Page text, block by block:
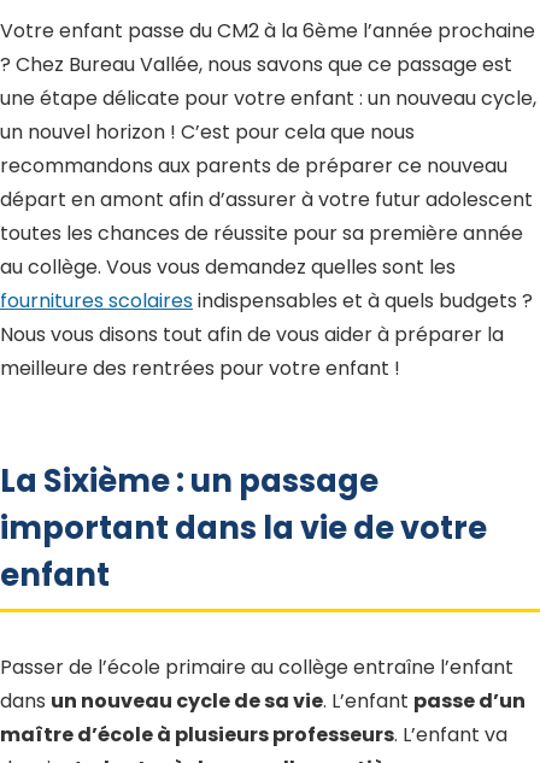
Votre enfant passe du CM2 à la 6ème l’année prochaine
? Chez Bureau Vallée, nous savons que ce passage est
une étape délicate pour votre enfant : un nouveau cycle,
un nouvel horizon ! C’est pour cela que nous
recommandons aux parents de préparer ce nouveau
départ en amont afin d’assurer à votre futur adolescent
toutes les chances de réussite pour sa première année
au collège. Vous vous demandez quelles sont les
fournitures scolairesindispensables et à quels budgets ?
Nous vous disons tout afin de vous aider à préparer la
meilleure des rentrées pour votre enfant !
La Sixième : un passage
important dans la vie de votre
enfant
Passer de l’école primaire au collège entraîne l’enfant
dans un nouveau cycle de sa vie. L’enfant passe d’un
maître d’école à plusieurs professeurs. L’enfant va